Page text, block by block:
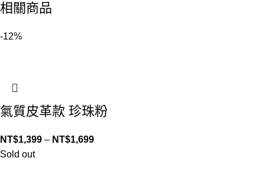
相關商品
-12%
氣質皮革款 珍珠粉
NT$1,399 – NT$1,699
Sold out